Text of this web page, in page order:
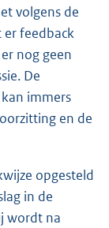
volgens de
er feedback
nog geen
De
immers
en de
opgesteld
in de
wordt na